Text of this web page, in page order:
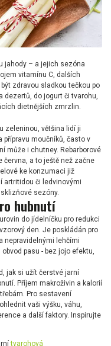
jahody – a jejich sezóna
vitamínu C, dalších
zdravou sladkou tečkou po
dezertů, do jogurt či tvarohu,
dietnějších zmrzlin.
zeleninou, většina lidí ji
přípravu moučníků, často v
může i chutney. Rebarborové
června, a to ještě než začne
ke konzumaci již
artritidou či ledvinovými
sezóny.
hubnutí
do jídelníčku pro redukci
den. Je poskládán pro
nepravidelnými lehčími
pasu - bez jojo efektu,
jak si užít čerstvé jarní
Příjem makroživin a kalorií
Pro sestavení
vaši výšku, váhu,
a další faktory. Inspirujte
tvarohová